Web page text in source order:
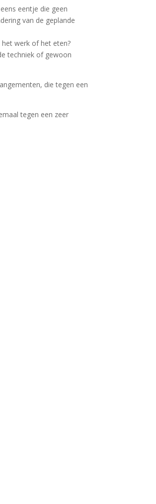
eentje die geen
van de geplande
werk of het eten?
techniek of gewoon
die tegen een
tegen een zeer